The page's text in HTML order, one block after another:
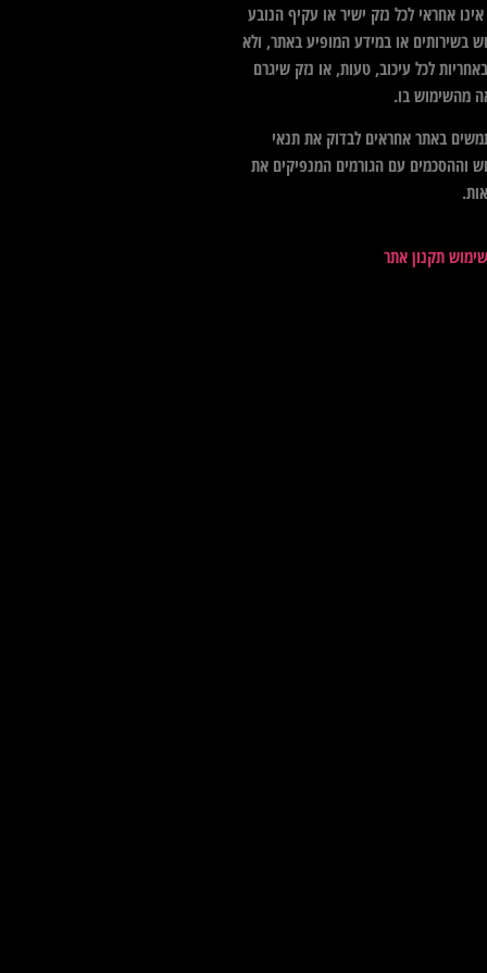
אחראי לכל נזק ישיר או עקיף הנובע
בשירותים או במידע המופיע באתר, ולא
לכל עיכוב, טעות, או נזק שיגרם
מהשימוש בו.
באתר אחראים לבדוק את תנאי
וההסכמים עם הגורמים המנפיקים את
תקנון אתר